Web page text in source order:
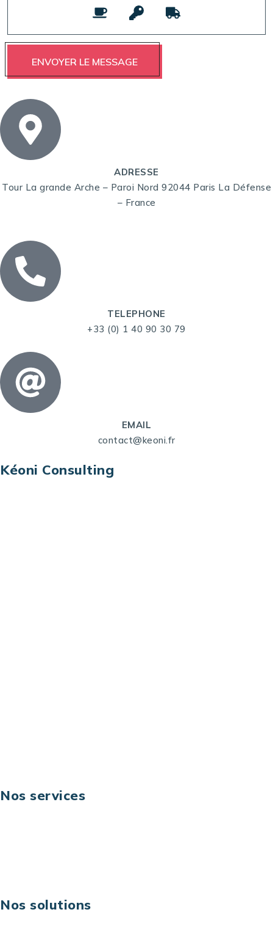
ADRESSE
Tour La grande Arche – Paroi Nord 92044 Paris La Défense
– France
TELEPHONE
+33 (0) 1 40 90 30 79
EMAIL
contact@keoni.fr
Kéoni Consulting
Nos services
Nos solutions